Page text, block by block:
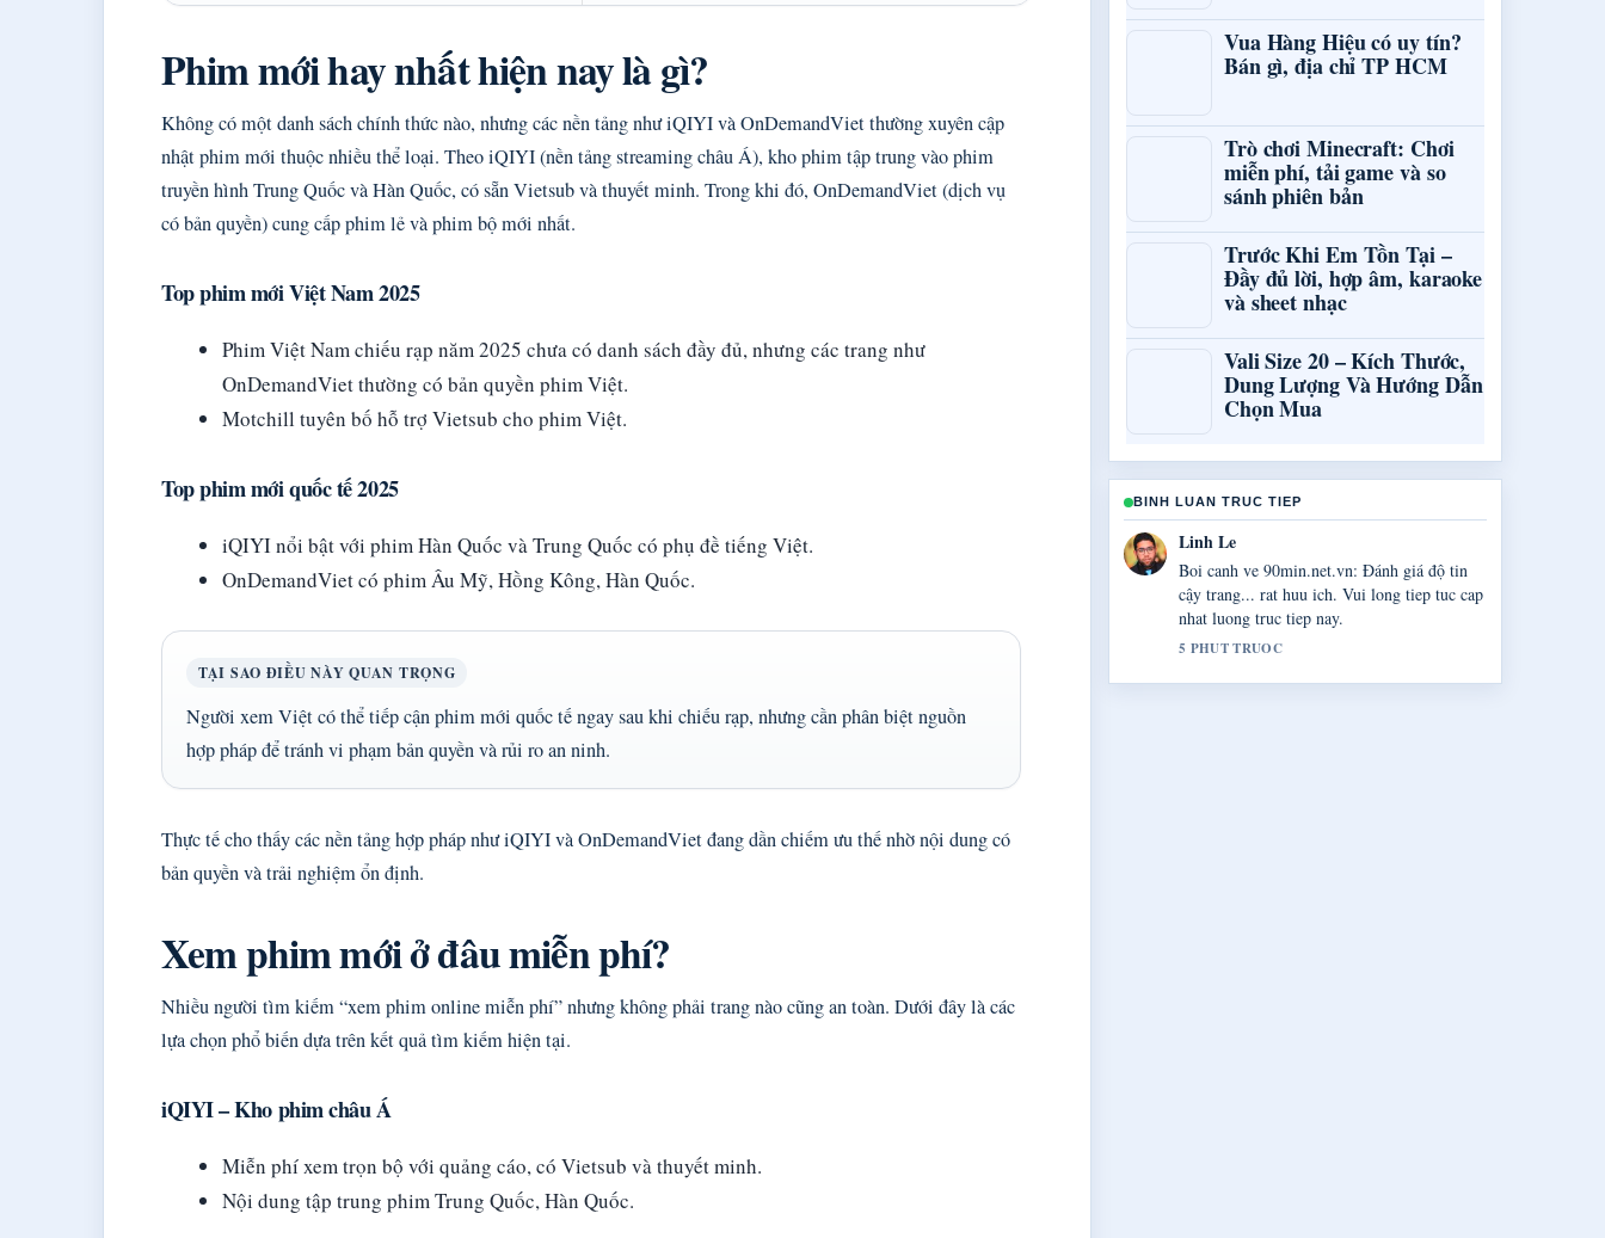
Phim mới hay nhất hiện nay là gì?
Không có một danh sách chính thức nào, nhưng các nền tảng như iQIYI và OnDemandViet thường xuyên cập
nhật phim mới thuộc nhiều thể loại. Theo iQIYI (nền tảng streaming châu Á), kho phim tập trung vào phim
truyền hình Trung Quốc và Hàn Quốc, có sẵn Vietsub và thuyết minh. Trong khi đó, OnDemandViet (dịch vụ
có bản quyền) cung cấp phim lẻ và phim bộ mới nhất.
Top phim mới Việt Nam 2025
Phim Việt Nam chiếu rạp năm 2025 chưa có danh sách đầy đủ, nhưng các trang như
OnDemandViet thường có bản quyền phim Việt.
Motchill tuyên bố hỗ trợ Vietsub cho phim Việt.
Top phim mới quốc tế 2025
iQIYI nổi bật với phim Hàn Quốc và Trung Quốc có phụ đề tiếng Việt.
OnDemandViet có phim Âu Mỹ, Hồng Kông, Hàn Quốc.
TẠI SAO ĐIỀU NÀY QUAN TRỌNG
Người xem Việt có thể tiếp cận phim mới quốc tế ngay sau khi chiếu rạp, nhưng cần phân biệt nguồn
hợp pháp để tránh vi phạm bản quyền và rủi ro an ninh.
Thực tế cho thấy các nền tảng hợp pháp như iQIYI và OnDemandViet đang dần chiếm ưu thế nhờ nội dung có
bản quyền và trải nghiệm ổn định.
Xem phim mới ở đâu miễn phí?
Nhiều người tìm kiếm “xem phim online miễn phí” nhưng không phải trang nào cũng an toàn. Dưới đây là các
lựa chọn phổ biến dựa trên kết quả tìm kiếm hiện tại.
iQIYI – Kho phim châu Á
Miễn phí xem trọn bộ với quảng cáo, có Vietsub và thuyết minh.
Nội dung tập trung phim Trung Quốc, Hàn Quốc.
Vua Hàng Hiệu có uy tín?
Bán gì, địa chỉ TP HCM
Trò chơi Minecraft: Chơi
miễn phí, tải game và so
sánh phiên bản
Trước Khi Em Tồn Tại –
Đầy đủ lời, hợp âm, karaoke
và sheet nhạc
Vali Size 20 – Kích Thước,
Dung Lượng Và Hướng Dẫn
Chọn Mua
BINH LUAN TRUC TIEP
Bao Chau Pham
Bao phu ve Khôi phục tài khoản Facebook bị
hack... rat chac chan va de theo doi.
7 PHUT TRUOC